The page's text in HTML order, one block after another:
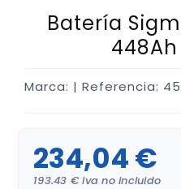
Batería
Marca: | Referencia:
234,04 €
193.43 € iva no incluido